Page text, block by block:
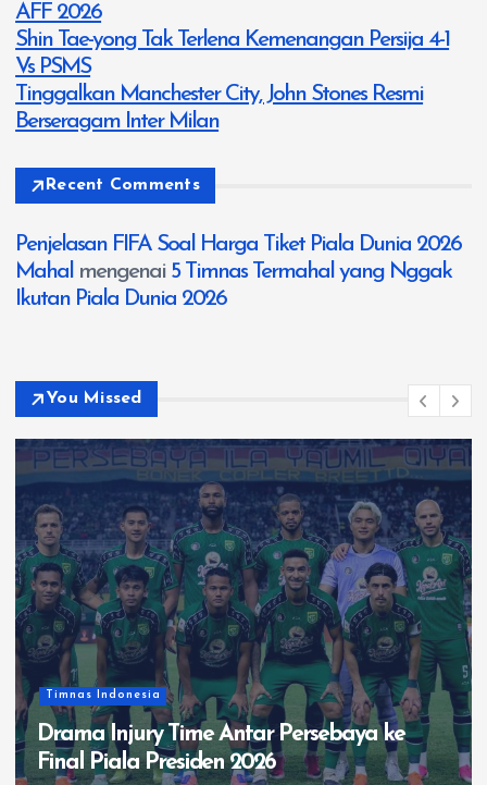
AFF 2026
Shin Tae-yong Tak Terlena Kemenangan Persija 4-1
Vs PSMS
Tinggalkan Manchester City, John Stones Resmi
Berseragam Inter Milan
Recent Comments
Penjelasan FIFA Soal Harga Tiket Piala Dunia 2026
Mahal mengenai 5 Timnas Termahal yang Nggak
Ikutan Piala Dunia 2026
You Missed
Timnas Indonesia
Syarat Timnas Indonesia Lolos Ke Semifinal
Piala AFF 2026